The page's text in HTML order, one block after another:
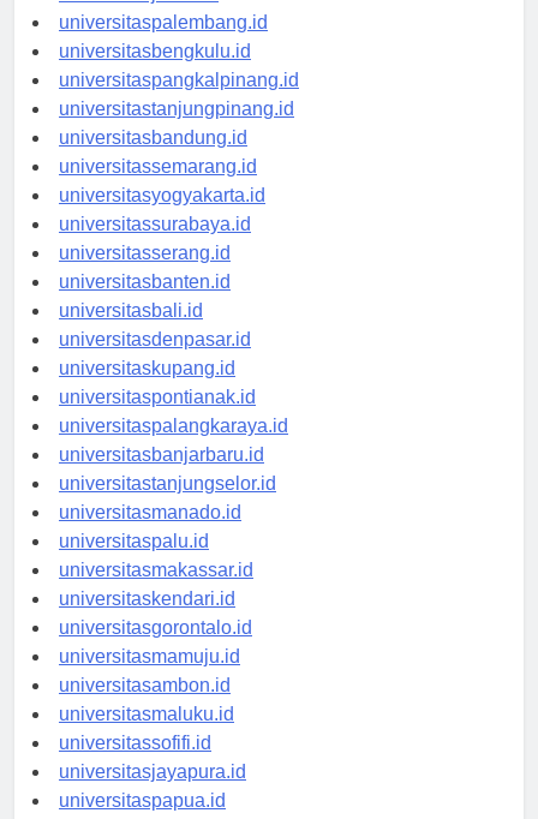
universitaspalembang.id
universitasbengkulu.id
universitaspangkalpinang.id
universitastanjungpinang.id
universitasbandung.id
universitassemarang.id
universitasyogyakarta.id
universitassurabaya.id
universitasserang.id
universitasbanten.id
universitasbali.id
universitasdenpasar.id
universitaskupang.id
universitaspontianak.id
universitaspalangkaraya.id
universitasbanjarbaru.id
universitastanjungselor.id
universitasmanado.id
universitaspalu.id
universitasmakassar.id
universitaskendari.id
universitasgorontalo.id
universitasmamuju.id
universitasambon.id
universitasmaluku.id
universitassofifi.id
universitasjayapura.id
universitaspapua.id